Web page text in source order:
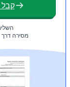
מסירה דרך